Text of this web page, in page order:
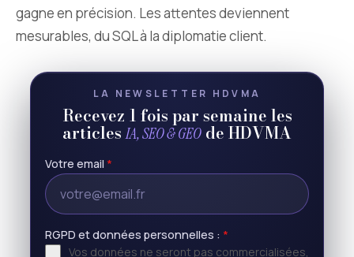
gagne en précision. Les attentes deviennent
mesurables, du SQL à la diplomatie client.
LA NEWSLETTER HDVMA
Recevez 1 fois par semaine les
articlesIA, SEO & GEO de HDVMA
Votre email *
RGPD et données personnelles : *
Vos données ne seront pas commercialisées,